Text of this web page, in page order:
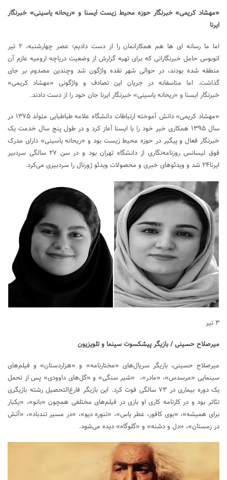
«مهشاد کریمی» خبرنگار حوزه محیط زیست ایسنا و «ریحانه یاسینی» خبرنگار
ایرنا
اما ما رسانه ای ها هم همکارانمان را از دست دادیم؛ عصر چهارشنبه، ۲ تیر
اتوبوس حامل خبرنگارانی که برای تهیه گزارش از وضعیت دریاچه ارومیه عازم آن
منطقه شده بودند، در حوالی شهر نقده واژگون شد وچندین مصدوم بر جای
گذاشت. اما متاسفانه در جریان این تصادف و واژگونی «مهشاد کریمی»
خبرنگار ایسنا و «ریحانه یاسینی» خبرنگار ایرنا جان خود را از دست دادند.
«مهشاد کریمی» دانش آموخته ارتباطات دانشگاه علامه طباطبایی متولد ۱۳۷۵ در
سال ۱۳۹۵ همکاری خبر خود را با ایسنا آعاز کرد و در طول پنج سال خدمت یک
خبرنگار فعال و پیگیر در حوزه محیط زیست بود و «ریحانه یاسینی» دارای مدرک
فوق لیسانس روزنامه‌نگاری از دانشگاه تهران بود و در سن ۲۷ سالگی سردبیر
ایرنا۲۴ شد و ویدئوهای خبری و محصولات ویدئو ژورنال را سردبیری می‌کرد.
۳ تیر
میرصلاح حسینی / بازیگر پیشکسوت سینما و تلویزیون
میرصلاح حسینی، بازیگر سریال‌های «مختارنامه» و «هزاردستان» و فیلم‌های
سینمایی «مرسدس»، «مادر»، ‌ «شیر سنگی» و «گل‌های داوودی» پس از تحمل
یک دوره بیماری در ۷۳ سالگی فوت کرد. این بازیگر فارغ‌التحصیل رشته بازیگری
تئاتر بود و در کارنامه کاری او بازی در فیلم‌های مختلفی همچون «بانو»، «یکبار
برای همیشه»، «بوی کافور، عطر یاس»، «تنوره دیو»، «در مسیر تندباد»، «آتش
در زمستان»، «دل و دشنه» و «گلوگاه» دیده می‌شود.